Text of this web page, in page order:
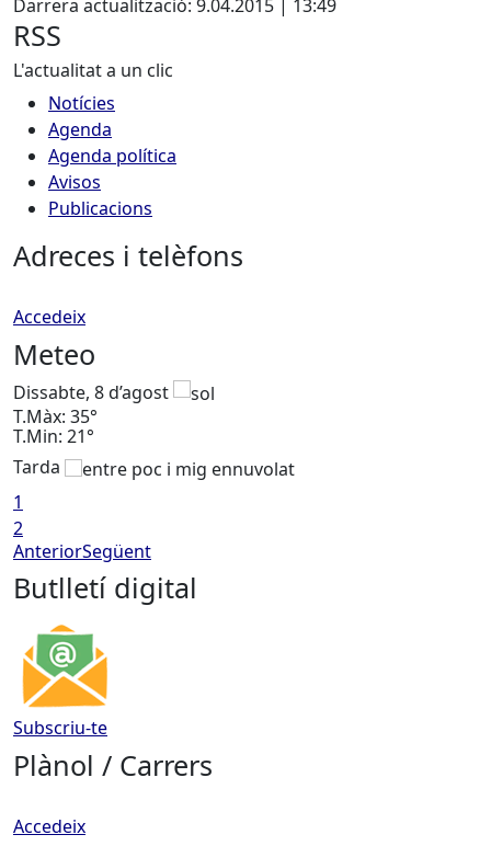
Darrera actualització: 9.04.2015 | 13:49
RSS
L'actualitat a un clic
Notícies
Agenda
Agenda política
Avisos
Publicacions
Adreces i telèfons
Accedeix
Meteo
Dissabte, 8 d’agost
T.Màx: 35°
T.Min: 21°
Tarda
1
2
AnteriorSegüent
Butlletí digital
Subscriu-te
Plànol / Carrers
Accedeix